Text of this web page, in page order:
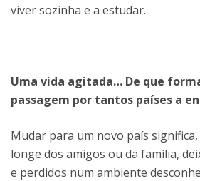
viver sozinha e a estudar.
Uma vida agitada… De que
passagem por tantos países a
Mudar para um novo país
longe dos amigos ou da família,
e perdidos num ambiente